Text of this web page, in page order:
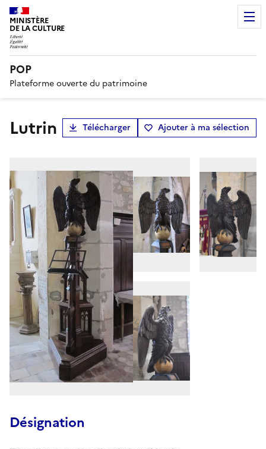
MINISTÈRE
DE LA CULTURE
POP
Plateforme ouverte du patrimoine
lutrin Télécharger Ajouter à ma sélection
Désignation